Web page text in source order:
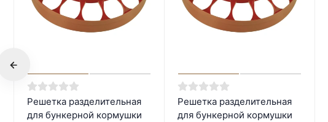
Решетка разделительная
для бункерной кормушки
Решетка разделительная
для бункерной кормушки